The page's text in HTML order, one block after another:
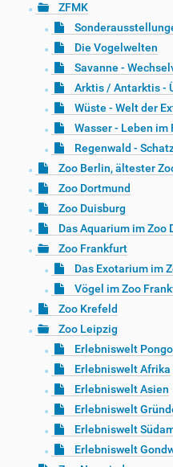
ZFMK
Die Vogelwelten
Savanne -
Arktis / Antarktis -
Wüste - Welt der
Wasser - Leben im
Regenwald -
Zoo Berlin, ältester
Zoo Dortmund
Zoo Duisburg
Das Aquarium im Zoo
Zoo Frankfurt
Das Exotarium im
Vögel im Zoo
Zoo Krefeld
Zoo Leipzig
Erlebniswelt
Erlebniswelt Afrika
Erlebniswelt Asien
Erlebniswelt
Erlebniswelt
Erlebniswelt